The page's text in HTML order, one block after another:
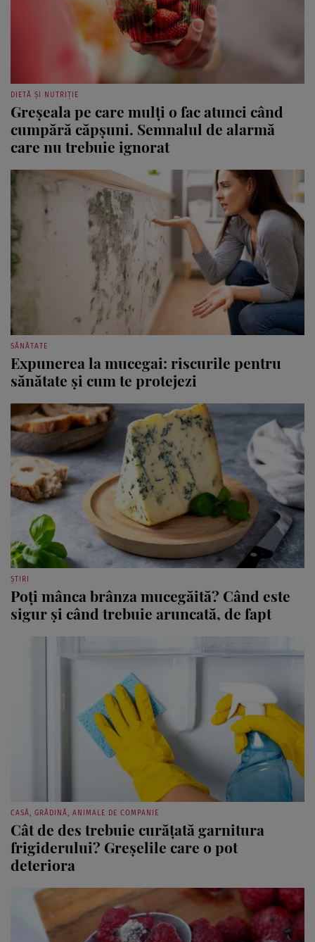
DIETĂ ȘI NUTRIȚIE
Greșeala pe care mulți o fac atunci când
cumpără căpșuni. Semnalul de alarmă
care nu trebuie ignorat
SĂNĂTATE
Expunerea la mucegai: riscurile pentru
sănătate și cum te protejezi
ȘTIRI
Poți mânca brânza mucegăită? Când este
sigur și când trebuie aruncată, de fapt
CASĂ, GRĂDINĂ, ANIMALE DE COMPANIE
Cât de des trebuie curățată garnitura
frigiderului? Greșelile care o pot
deteriora